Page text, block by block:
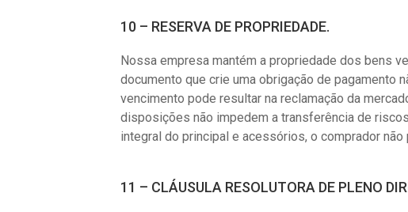
10 – RESERVA DE PROPRIEDADE.
Nossa empresa mantém a propriedade dos bens
documento que crie uma obrigação de pagamento
vencimento pode resultar na reclamação da
disposições não impedem a transferência de
integral do principal e acessórios, o comprador
11 – CLÁUSULA RESOLUTORA DE PLENO